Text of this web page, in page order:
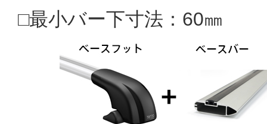
□最小バー下寸法：60㎜